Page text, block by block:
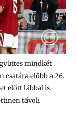
mindkét
csatára előbb a 26.
előtt lábbal is
távoli